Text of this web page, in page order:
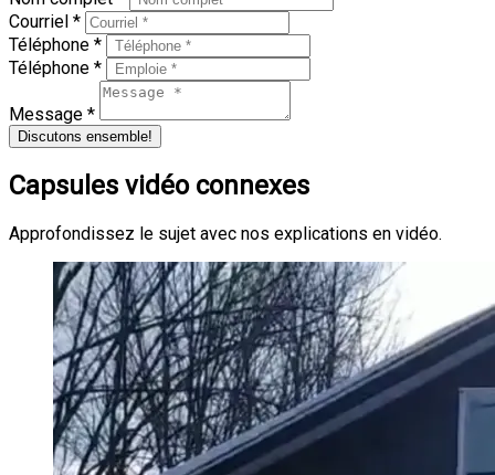
Courriel *
Téléphone *
Téléphone *
Message *
Discutons ensemble!
Capsules vidéo connexes
Approfondissez le sujet avec nos explications en vidéo.